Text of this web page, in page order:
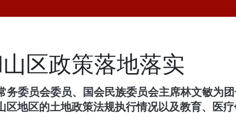
区政策落地落实
务委员会委员、国会民族委员会主席林文敏为
地区的土地政策法规执行情况以及教育、医